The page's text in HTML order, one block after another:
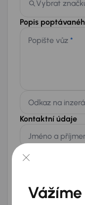
Vybrat
Popis
Popište vůz *
Odkaz na
Kontaktní údaje
Jméno a
Přeji si dostávat
Vážíme